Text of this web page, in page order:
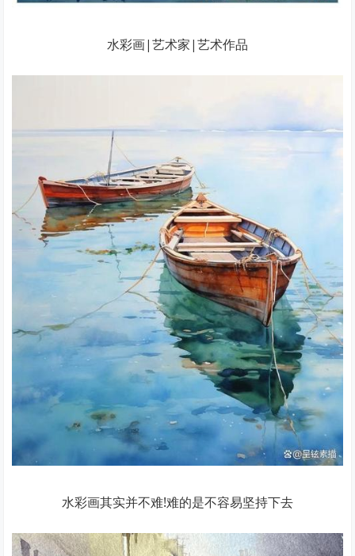
水彩画|艺术家|艺术作品
水彩画其实并不难!难的是不容易坚持下去